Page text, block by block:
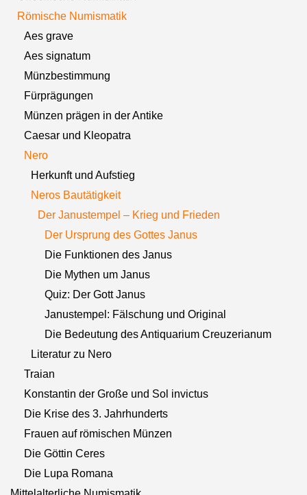
Römische Numismatik
Aes grave
Aes signatum
Münzbestimmung
Fürprägungen
Münzen prägen in der Antike
Caesar und Kleopatra
Nero
Herkunft und Aufstieg
Neros Bautätigkeit
Der Janustempel – Krieg und Frieden
Der Ursprung des Gottes Janus
Die Funktionen des Janus
Die Mythen um Janus
Quiz: Der Gott Janus
Janustempel: Fälschung und Original
Die Bedeutung des Antiquarium Creuzerianum
Literatur zu Nero
Traian
Konstantin der Große und Sol invictus
Die Krise des 3. Jahrhunderts
Frauen auf römischen Münzen
Die Göttin Ceres
Die Lupa Romana